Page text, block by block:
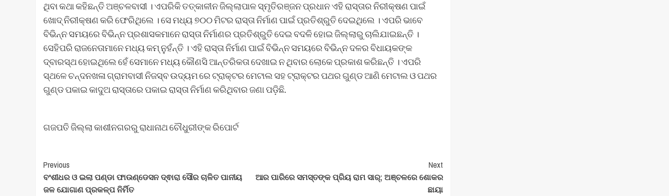
ଥିବା କଥା କହିଛନ୍ତି ଅଞ୍ଚଳବାସୀ । ଏପରିକି ତତ୍କାଳୀନ ଜିଲ୍ଲାପାଳ ସ୍ମୃତିରଞ୍ଜନ ପ୍ରଧାନ ଏହି ରାସ୍ତାର ନିରୀକ୍ଷଣ ପାଇଁ
ଖୋଦ୍ ନିରୀକ୍ଷଣ କରି ଫେରିଥିଲେ । ସେ ମଧ୍ୟ ୭୦୦ ମିଟର ରାସ୍ତା ନିର୍ମାଣ ପାଇଁ ପ୍ରତିଶ୍ରୁତି ଦେଇଥିଲେ । ଏପରି ଭାବେ
ବିଭିନ୍ନ ସମୟରେ ବିଭିନ୍ନ ପ୍ରଶାସକମାନେ ରାସ୍ତା ନିର୍ମାଣର ପ୍ରତିଶ୍ରୁତି ଦେଇ ବଦଳି ହୋଇ ଜିଲ୍ଲାରୁ ଚାଲିଯାଇଛନ୍ତି ।
ସେହିପରି ରାଜନେତାମାନେ ମଧ୍ୟ କମ୍ ନୁହଁନ୍ତି । ଏହି ରାସ୍ତା ନିର୍ମାଣ ପାଇଁ ବିଭିନ୍ନ ସମୟରେ ବିଭିନ୍ନ ଦଳର ବିଧାୟକଙ୍କ
ଦ୍ବାରସ୍ଥ ହୋଇଥିଲେ ହେଁ ସେମାନେ ମଧ୍ୟ କୌଣସି ଆନ୍ତରିକତା ଦେଖାଇ ନ ଥିବାର ଲୋକେ ପ୍ରକାଶ କରିଛନ୍ତି । ଏପରି
ସ୍ଥଳେ ଚନ୍ଦନଖଳା ଗ୍ରାମବାସୀ ନିଜସ୍ବ ଉଦ୍ୟମ ରେ ଟ୍ରାକ୍ଟର ମେଟାଲ ସହ ଟ୍ରାକ୍ଟର ପଥର ଗୁଣ୍ଡ ଆଣି ମେଟାଲ ଓ ପଥର
ଗୁଣ୍ଡ ପକାଇ କାଦୁଅ ରାସ୍ତାରେ ପକାଇ ରାସ୍ତା ନିର୍ମାଣ କରିଥିବାର ଜଣା ପଡ଼ିଛି.
ଗଜପତି ଜିଲ୍ଲା କାଶୀନଗରରୁ ରାଧାନାଥ ଚୌଧୁରୀଙ୍କ ରିପୋର୍ଟ
Post
Navigation
Previous
ବଂଶୀଧର ଓ ଇଲା ପଣ୍ଡା ଫାଉଣ୍ଡେସନ ଦ୍ଵାରା ସୌର ଚାଳିତ ପାନୀୟ
ଜଳ ଯୋଗାଣ ପ୍ରକଳ୍ପ ନିର୍ମିତ
Next
ଆର ପାରିରେ ସମସ୍ତଙ୍କ ପ୍ରିୟ ରାମ ସାର୍; ଅଞ୍ଚଳରେ ଶୋକର
ଛାୟା